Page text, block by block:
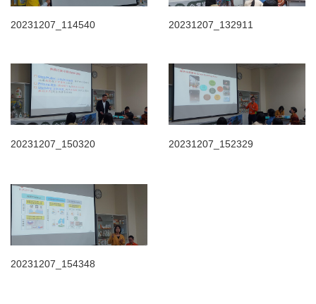
20231207_114540 20231207_132911
20231207_150320 20231207_152329
20231207_154348